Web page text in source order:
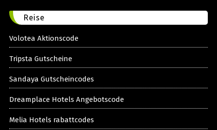
Reise
Volotea Aktionscode
Tripsta Gutscheine
Sandaya Gutscheincodes
Dreamplace Hotels Angebotscode
Melia Hotels rabattcodes